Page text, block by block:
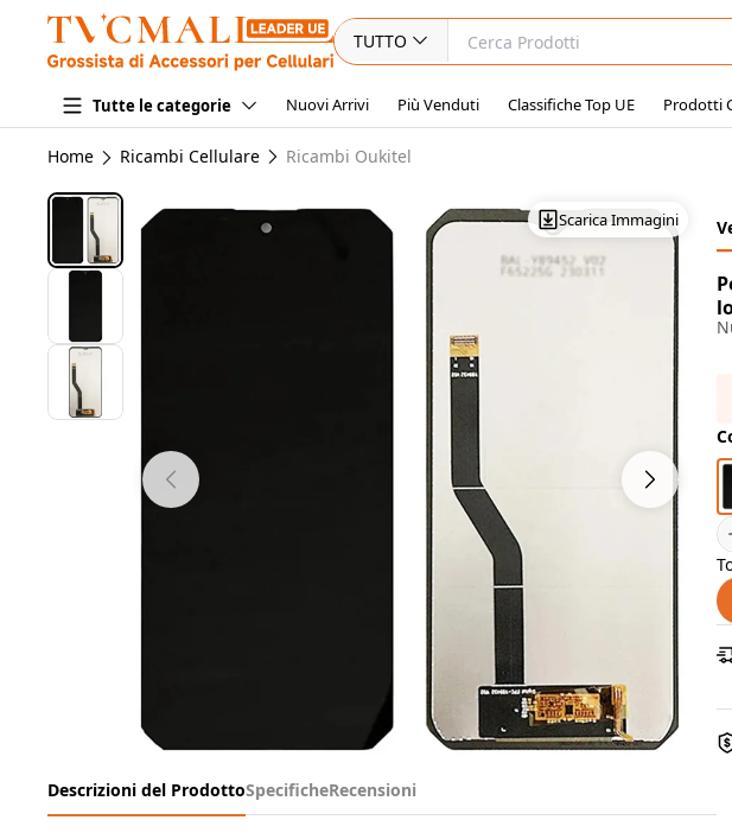
TUTTO
Tutte le categorie Nuovi Arrivi Più Venduti Classifiche Top UE Prodotti
Home Ricambi Cellulare Ricambi Oukitel
Scarica Immagini
Descrizioni del ProdottoSpecificheRecensioni